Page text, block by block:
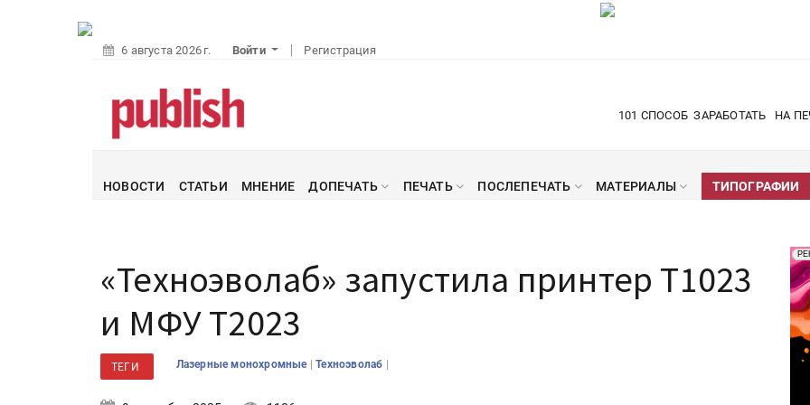
6 августа 2026 г. Войти Регистрация
101 СПОСОБ ЗАРАБОТАТЬ НА
НОВОСТИ СТАТЬИ МНЕНИЕ ДОПЕЧАТЬ ПЕЧАТЬ ПОСЛЕПЕЧАТЬ МАТЕРИАЛЫ ТИПОГРАФИИ
«Техноэволаб» запустила принтер Т1023
и МФУ Т2023
ТЕГИ Лазерные монохромные |Техноэволаб |